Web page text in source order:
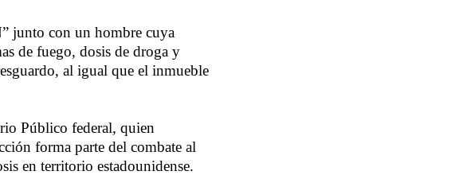
junto con un hombre cuya
de fuego, dosis de droga y
al igual que el inmueble
Público federal, quien
forma parte del combate al
en territorio estadounidense.